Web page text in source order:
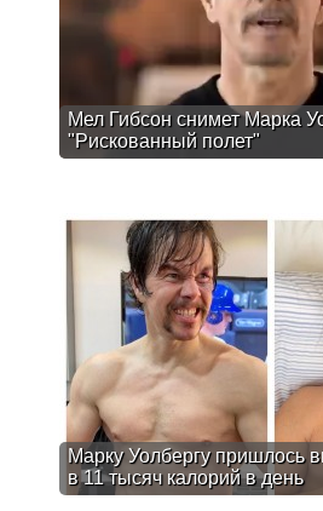
Мел Гибсон снимет Марка
"Рискованный полет"
Марку Уолбергу пришлось
в 11 тысяч калорий в день